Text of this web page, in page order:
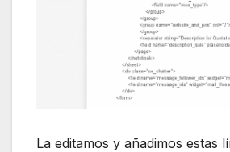
La editamos y añadimos estas